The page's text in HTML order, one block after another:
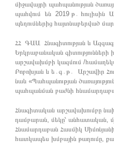
միջավայրի պահպանության
պահվում են 2019 թ․ հուլիսին
պեղումներից հայտնաբերված
ՀՀ ԳԱԱ Հնագիտության և
Երկրաբանական
արշավախմբի կազմում /
Բոբոխյան և ե․գ․թ․ Արշավիր
նաև «Պահպանության
պահպանման բաժնի
Հնագիտական արշավախումբը
դամբարան, մեկը՝ անհատական,
Հնամարդաբան Հասմիկ
հատկապես խմբային թաղումը,